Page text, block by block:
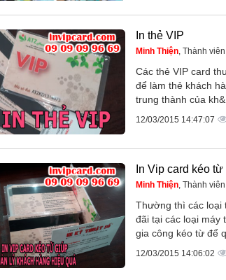
In thẻ VIP
Minh Thiện , Thành
Các thẻ VIP card
để làm thẻ khách
trung thành của
12/03/2015 14:47:07
In Vip card kéo
Minh Thiện , Thành
Thường thì các loại
đãi tại các loại máy
gia công kéo từ để
12/03/2015 14:06:02